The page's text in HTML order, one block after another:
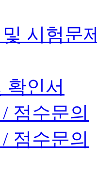
시험문
확인서
점수문의
점수문의